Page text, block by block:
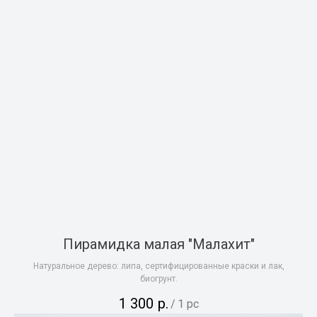
Пирамидка малая "Малахит"
Натуральное дерево: липа, сертифицированные краски и лак,
биогрунт.
1 300 р. / 1 pc